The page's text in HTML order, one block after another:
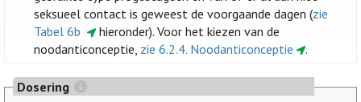
seksueel contact is geweest de voorgaande dagen (zie
Tabel 6b
hieronder). Voor het kiezen van de
noodanticonceptie, zie 6.2.4. Noodanticonceptie .
Dosering